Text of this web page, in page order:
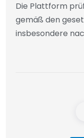
Die Plattform
gemäß den
insbesondere